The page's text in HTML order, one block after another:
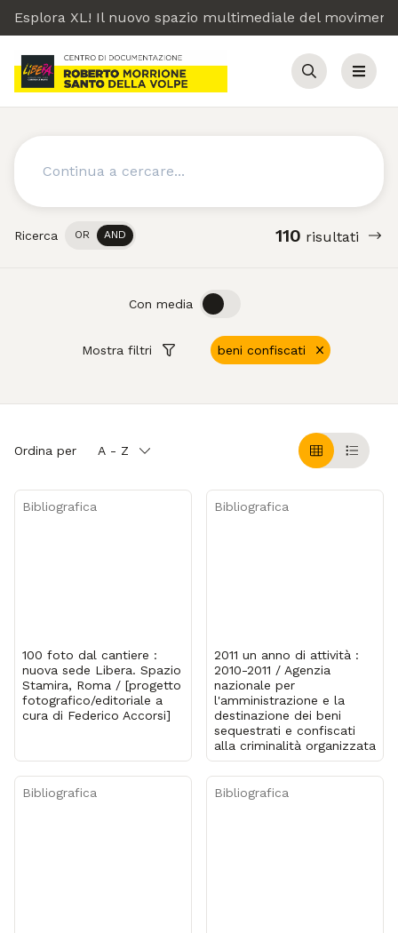
Esplora XL! Il nuovo spazio multimediale del
Cerca Menu
Cerca
Ricerca OR AND 110 risultati
Mostra filtri beni confiscati
Con media OFF
Ordina per A - Z
GrigliaTable
Bibliografica
100 foto dal cantiere :
nuova sede Libera. Spazio
Stamira, Roma / [progetto
fotografico/editoriale a
cura di Federico Accorsi]
Bibliografica
2011 un anno di attività :
2010-2011 / Agenzia
nazionale per
l'amministrazione e la
destinazione dei beni
sequestrati e confiscati
alla criminalità organizzata
Bibliografica Bibliografica